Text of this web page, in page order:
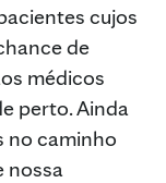
cujos
de
médicos
perto. Ainda
no caminho
nossa